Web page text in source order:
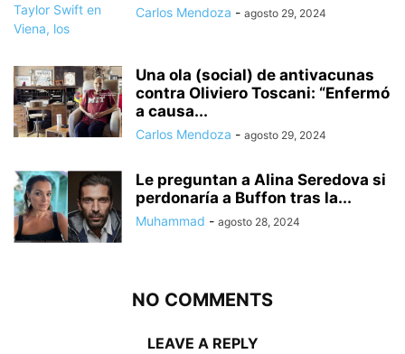
Carlos Mendoza - agosto 29, 2024
Una ola (social) de antivacunas
contra Oliviero Toscani: “Enfermó
a causa...
Carlos Mendoza - agosto 29, 2024
Le preguntan a Alina Seredova si
perdonaría a Buffon tras la...
Muhammad - agosto 28, 2024
NO COMMENTS
LEAVE A REPLY